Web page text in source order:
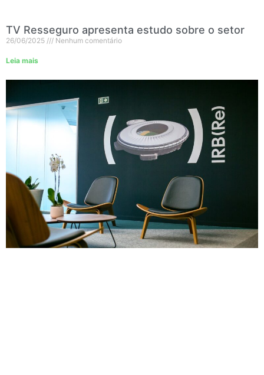
TV Resseguro apresenta estudo sobre o setor
26/06/2025 Nenhum comentário
Leia mais